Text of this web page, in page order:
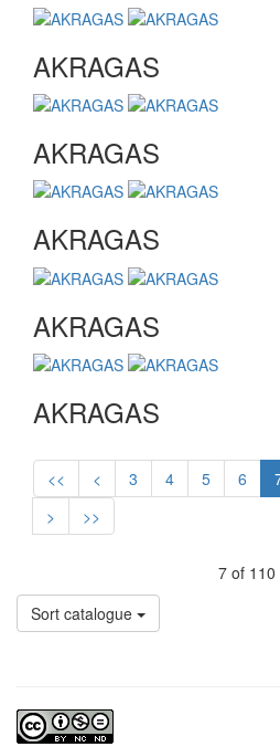
AKRAGAS
AKRAGAS
AKRAGAS
AKRAGAS
AKRAGAS
<< < 3 4 5 6
>
>>
7 of 110
Sort catalogue